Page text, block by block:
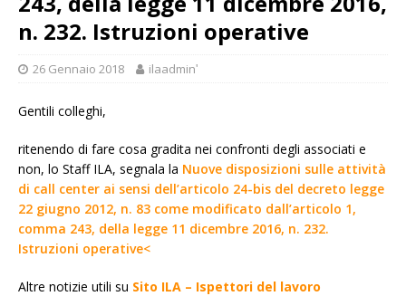
n. 232. Istruzioni operative
26 Gennaio 2018 ilaadminʹ
Gentili colleghi,
ritenendo di fare cosa gradita nei confronti degli associati e
non, lo Staff ILA, segnala la Nuove disposizioni sulle attività
di call center ai sensi dell’articolo 24-bis del decreto legge
22 giugno 2012, n. 83 come modificato dall’articolo 1,
comma 243, della legge 11 dicembre 2016, n. 232.
Istruzioni operative<
Altre notizie utili su Sito ILA – Ispettori del lavoro